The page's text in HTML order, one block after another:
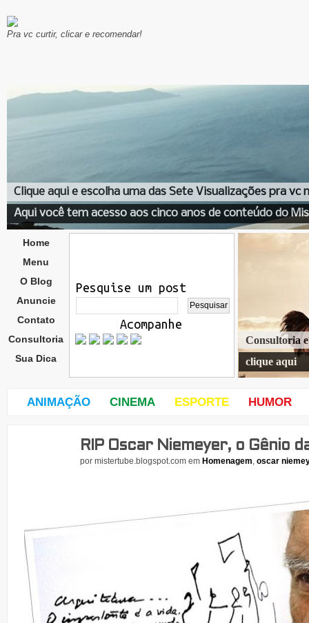
Pra vc curtir, clicar e recomendar!
Clique aqui e escolha uma das Sete Visualizações pra vc
Aqui você tem acesso aos cinco anos de conteúdo do
Home
Menu
O Blog
Anuncie
Contato
Consultoria
Sua Dica
Pesquise um post
Acompanhe
Consultoria
clique aqui
ANIMAÇÃO CINEMA ESPORTE HUMOR
RIP Oscar Niemeyer, o Gênio
por mistertube.blogspot.com em Homenagem, oscar